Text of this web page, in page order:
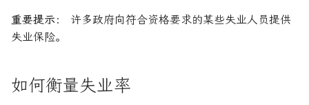
重要提示：
许多政府向符合资格要求的某些失业人员提供
失业保险。
如何衡量失业率